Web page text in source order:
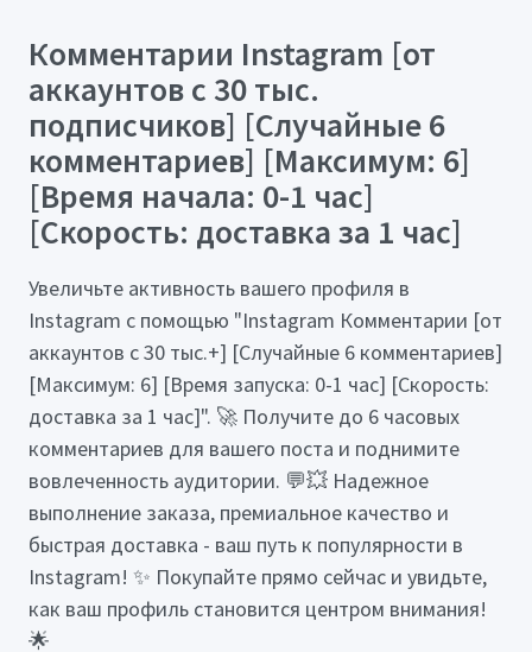
Комментарии Instagram [от
аккаунтов с 30 тыс.
подписчиков] [Случайные 6
комментариев] [Максимум: 6]
[Время начала: 0-1 час]
[Скорость: доставка за 1 час]
Увеличьте активность вашего профиля в
Instagram с помощью "Instagram Комментарии [от
аккаунтов с 30 тыс.+] [Случайные 6 комментариев]
[Максимум: 6] [Время запуска: 0-1 час] [Скорость:
доставка за 1 час]". 🚀 Получите до 6 часовых
комментариев для вашего поста и поднимите
вовлеченность аудитории. 💬💥 Надежное
выполнение заказа, премиальное качество и
быстрая доставка - ваш путь к популярности в
Instagram! ✨ Покупайте прямо сейчас и увидьте,
как ваш профиль становится центром внимания!
🌟